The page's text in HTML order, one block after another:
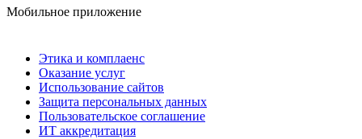
Мобильное приложение
Этика и комплаенс
Оказание услуг
Использование сайтов
Защита персональных данных
Пользовательское соглашение
ИТ аккредитация